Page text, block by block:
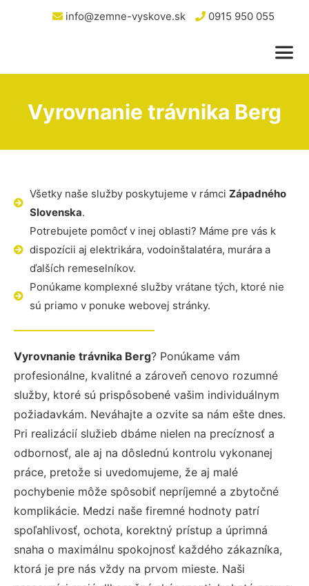
info@zemne-vyskove.sk 0915 950 055
Vyrovnanie trávnika Berg
Všetky naše služby poskytujeme v rámci Západného
Slovenska.
Potrebujete pomôcť v inej oblasti? Máme pre vás k
dispozícii aj elektrikára, vodoinštalatéra, murára a
ďalších remeselníkov.
Ponúkame komplexné služby vrátane tých, ktoré nie
sú priamo v ponuke webovej stránky.
Vyrovnanie trávnika Berg? Ponúkame vám
profesionálne, kvalitné a zároveň cenovo rozumné
služby, ktoré sú prispôsobené vašim individuálnym
požiadavkám. Neváhajte a ozvite sa nám ešte dnes.
Pri realizácií služieb dbáme nielen na precíznosť a
odbornosť, ale aj na dôslednú kontrolu vykonanej
práce, pretože si uvedomujeme, že aj malé
pochybenie môže spôsobiť nepríjemné a zbytočné
komplikácie. Medzi naše firemné hodnoty patrí
spoľahlivosť, ochota, korektný prístup a úprimná
snaha o maximálnu spokojnosť každého zákazníka,
ktorá je pre nás vždy na prvom mieste. Naši